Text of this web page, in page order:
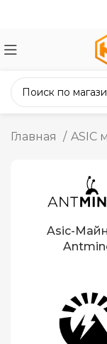
Главная ASIC
Asic-